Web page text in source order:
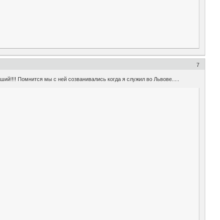
7
Помнится мы с ней созванивались когда я служил во Львове.....